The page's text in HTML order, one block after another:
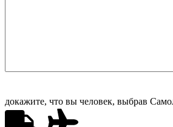
докажите, что вы человек, выбрав